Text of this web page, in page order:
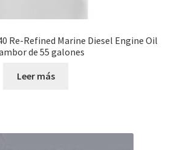
Re-Refined Marine Diesel Engine Oil
de 55 galones
Leer más